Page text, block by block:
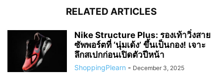
RELATED ARTICLES
Nike Structure Plus: รองเท้าวิ่งสาย
ซัพพอร์ตที่ ‘นุ่มเด้ง’ ขึ้นเป็นกอง! เจาะ
ลึกสเปกก่อนเปิดตัวปีหน้า
ShoppingPlearn - December 3, 2025